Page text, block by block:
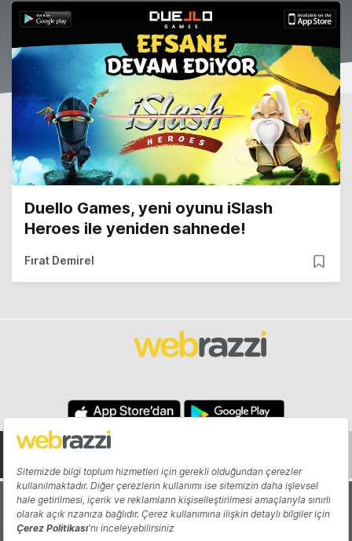
Duello Games, yeni oyunu iSlash
Heroes ile yeniden sahnede!
Fırat Demirel
Hakkında Yazarlar